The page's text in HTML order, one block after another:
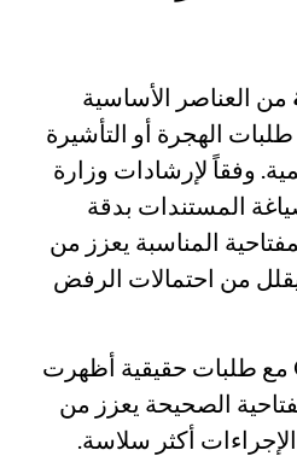
من العناصر الأساسية
الهجرة أو التأشيرة
وفقاً لإرشادات وزارة
المستندات بدقة
المناسبة يعزز من
من احتمالات الرفض
تجارب فريق Outvisa مع طلبات حقيقية أظهرت
الصحيحة يعزز من
أكثر سلاسة.